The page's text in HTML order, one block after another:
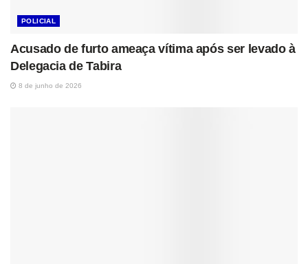
POLICIAL
Acusado de furto ameaça vítima após ser levado à
Delegacia de Tabira
8 de junho de 2026